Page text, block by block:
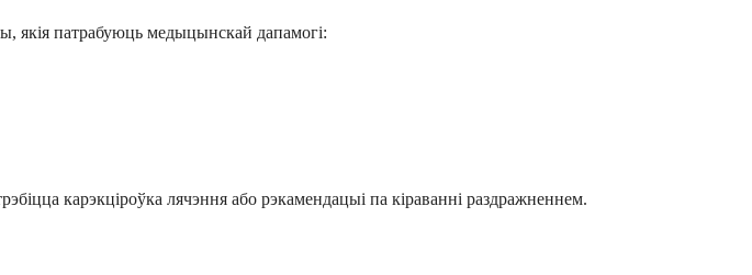
якія патрабуюць медыцынскай дапамогі:
карэкціроўка лячэння або рэкамендацыі па кіраванні раздражненнем.